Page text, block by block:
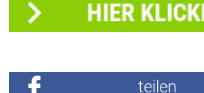
teilen